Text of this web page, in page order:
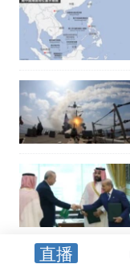
直播